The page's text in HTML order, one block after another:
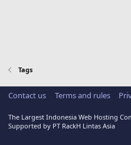
Tags
Contact us Terms and rules
The Largest Indonesia Web Hosting
Supported by PT RackH Lintas Asia